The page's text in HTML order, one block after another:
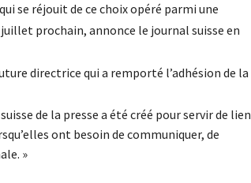
se réjouit de ce choix opéré parmi une
prochain, annonce le journal suisse en
directrice qui a remporté l’adhésion de la
de la presse a été créé pour servir de lien
ont besoin de communiquer, de
»